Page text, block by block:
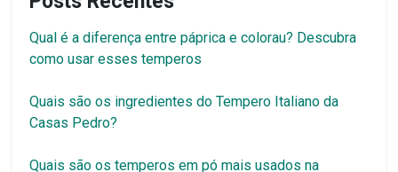
Qual é a diferença entre páprica e colorau? Descubra
como usar esses temperos
Quais são os ingredientes do Tempero Italiano da
Casas Pedro?
Quais são os temperos em pó mais usados na